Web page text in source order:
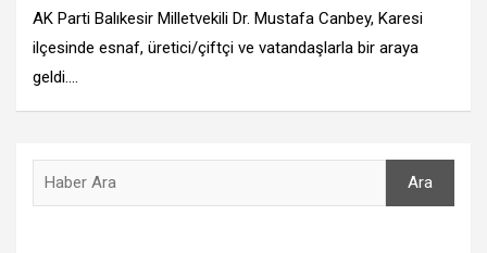
AK Parti Balıkesir Milletvekili Dr. Mustafa Canbey, Karesi
ilçesinde esnaf, üretici/çiftçi ve vatandaşlarla bir araya
geldi.…
Ara